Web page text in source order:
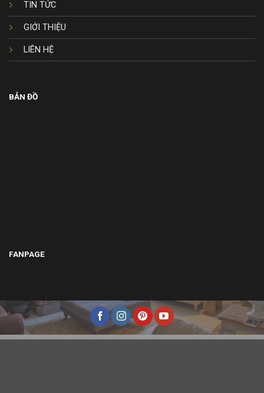
TIN TỨC
GIỚI THIỆU
LIÊN HỆ
BẢN ĐỒ
FANPAGE